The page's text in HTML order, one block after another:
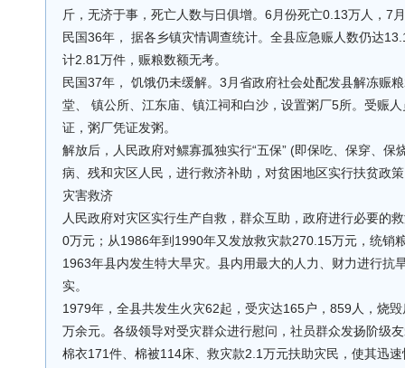
斤，无济于事，死亡人数与日俱增。6月份死亡0.13万人，7
民国36年， 据各乡镇灾情调查统计。全县应急赈人数仍达
计2.81万件，赈粮数额无考。
民国37年， 饥饿仍未缓解。3月省政府社会处配发县解冻赈
堂、 镇公所、江东庙、镇江祠和白沙，设置粥厂5所。受赈
证，粥厂凭证发粥。
解放后，人民政府对鳏寡孤独实行“五保” (即保吃、保穿、
病、残和灾区人民，进行救济补助，对贫困地区实行扶贫政
灾害救济
人民政府对灾区实行生产自救，群众互助，政府进行必要的
0万元；从1986年到1990年又发放救灾款270.15万元，统销
1963年县内发生特大旱灾。县内用最大的人力、财力进行抗
实。
1979年，全县共发生火灾62起，受灾达165户，859人，烧
万余元。各级领导对受灾群众进行慰问，社员群众发扬阶级
棉衣171件、棉被114床、救灾款2.1万元扶助灾民，使其迅